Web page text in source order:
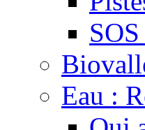
Eau :